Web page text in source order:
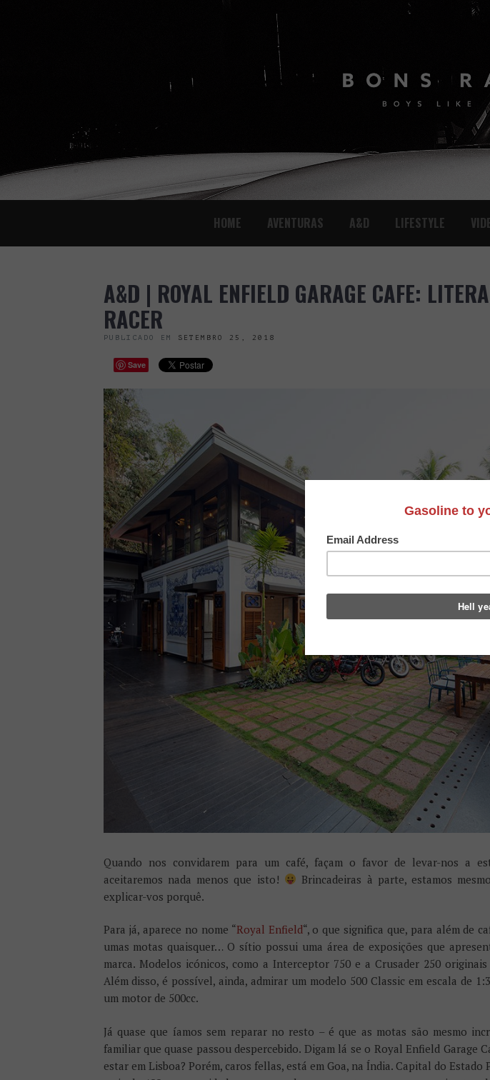
HOME AVENTURAS A&D LIFESTYLE
A&D | ROYAL ENFIELD GARAGE CAFE:
RACER
PUBLICADO EM SETEMBRO 25, 2018
Save
Quando nos convidarem para um café, façam o favor de levar-nos a
aceitaremos nada menos que isto!
Brincadeiras à parte, estamos
explicar-vos porquê.
Para já, aparece no nome “Royal Enfield“, o que significa que, para além de
umas motas quaisquer… O sítio possui uma área de exposições que
marca. Modelos icónicos, como a Interceptor 750 e a Crusader 250
Além disso, é possível, ainda, admirar um modelo 500 Classic em escala de
um motor de 500cc.
Já quase que íamos sem reparar no resto – é que as motas são mesmo
familiar que quase passou despercebido. Digam lá se o Royal Enfield Garage
estar em Lisboa? Porém, caros fellas, está em Goa, na Índia. Capital do